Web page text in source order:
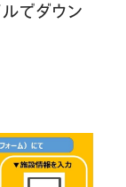
ルでダウン